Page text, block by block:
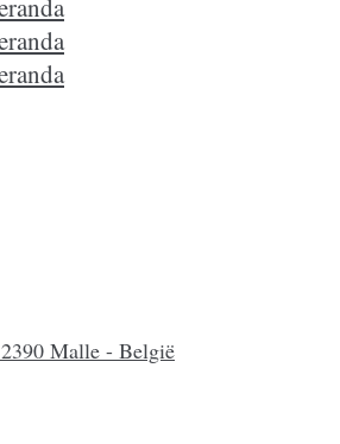
2390 Malle - België